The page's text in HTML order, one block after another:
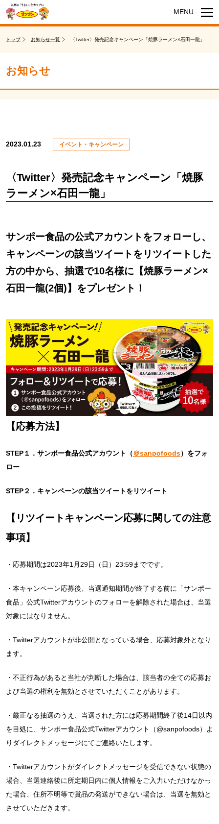
トップ お知らせ一覧 〈Twitter〉発売記念キャンペーン「焼豚ラーメン×石田一龍」
お知らせ
2023.01.23 イベント・キャンペーン
〈Twitter〉発売記念キャンペーン「焼豚
ラーメン×石田一龍」
サンポー食品の公式アカウントをフォローし、
キャンペーンの該当ツイートをリツイートした
方の中から、抽選で10名様に【焼豚ラーメン×
石田一龍(2個)】をプレゼント！
【応募方法】
STEP１．サンポー食品公式アカウント（＠sanpofoods）をフォ
ロー
STEP２．キャンペーンの該当ツイートをリツイート
【リツイートキャンペーン応募に関しての注意
事項】
・応募期間は2023年1月29日（日）23:59までです。
・本キャンペーン応募後、当選通知期間が終了する前に「サンポー
食品」公式Twitterアカウントのフォローを解除された場合は、当選
対象にはなりません。
・Twitterアカウントが非公開となっている場合、応募対象外となり
ます。
・不正行為があると当社が判断した場合は、該当者の全ての応募お
よび当選の権利を無効とさせていただくことがあります。
・厳正なる抽選のうえ、当選された方には応募期間終了後14日以内
を目処に、サンポー食品公式Twitterアカウント（@sanpofoods）よ
りダイレクトメッセージにてご連絡いたします。
・Twitterアカウントがダイレクトメッセージを受信できない状態の
場合、当選連絡後に所定期日内に個人情報をご入力いただけなかっ
た場合、住所不明等で賞品の発送ができない場合は、当選を無効と
させていただきます。